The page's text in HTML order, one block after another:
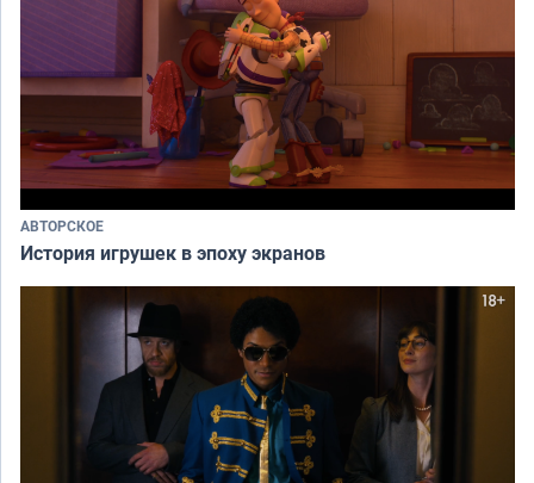
АВТОРСКОЕ
История игрушек в эпоху экранов